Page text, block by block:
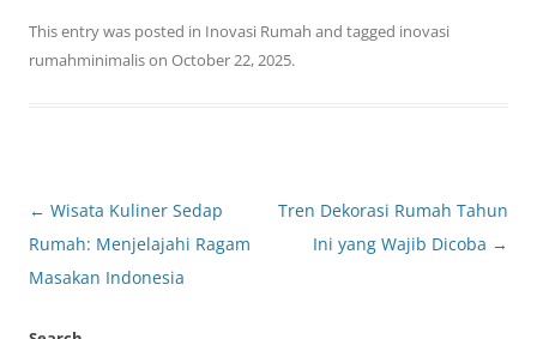
This entry was posted in Inovasi Rumah and tagged inovasi
rumahminimalison October 22, 2025.
Post
navigation
← Wisata Kuliner Sedap
Rumah: Menjelajahi Ragam
Masakan Indonesia
Tren Dekorasi Rumah Tahun
Ini yang Wajib Dicoba →